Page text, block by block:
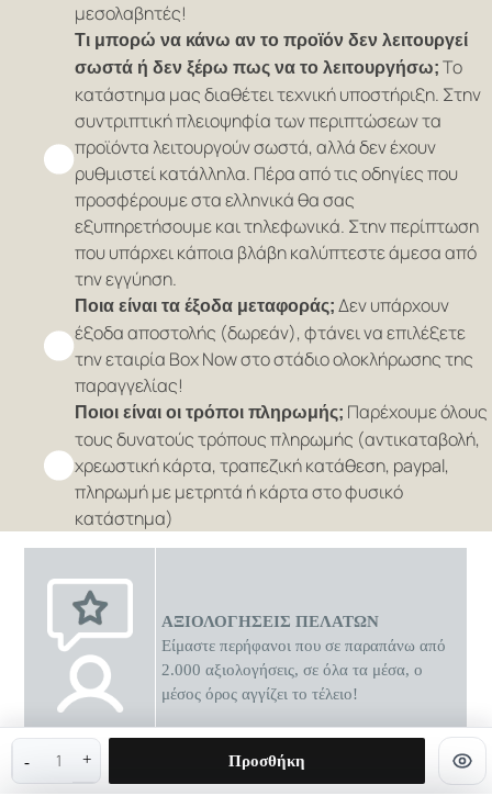
Προσθήκη
0 διαθέσιμες προσφορές
μεσολαβητές!
Τι μπορώ να κάνω αν το προϊόν δεν λειτουργεί
σωστά ή δεν ξέρω πως να το λειτουργήσω; Το
κατάστημα μας διαθέτει τεχνική υποστήριξη. Στην
συντριπτική πλειοψηφία των περιπτώσεων τα
προϊόντα λειτουργούν σωστά, αλλά δεν έχουν
ρυθμιστεί κατάλληλα. Πέρα από τις οδηγίες που
προσφέρουμε στα ελληνικά θα σας
εξυπηρετήσουμε και τηλεφωνικά. Στην περίπτωση
που υπάρχει κάποια βλάβη καλύπτεστε άμεσα από
την εγγύηση.
Ποια είναι τα έξοδα μεταφοράς; Δεν υπάρχουν
έξοδα αποστολής (δωρεάν), φτάνει να επιλέξετε
την εταιρία Box Now στο στάδιο ολοκλήρωσης της
παραγγελίας!
Ποιοι είναι οι τρόποι πληρωμής; Παρέχουμε όλους
τους δυνατούς τρόπους πληρωμής (αντικαταβολή,
χρεωστική κάρτα, τραπεζική κατάθεση, paypal,
πληρωμή με μετρητά ή κάρτα στο φυσικό
κατάστημα)
ΑΞΙΟΛΟΓΗΣΕΙΣ ΠΕΛΑΤΩΝ
Είμαστε περήφανοι που σε παραπάνω από
2.000 αξιολογήσεις, σε όλα τα μέσα, ο
μέσος όρος αγγίζει το τέλειο!